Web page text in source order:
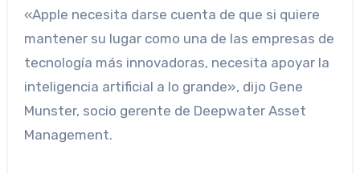
«Apple necesita darse cuenta de que si quiere
mantener su lugar como una de las empresas de
tecnología más innovadoras, necesita apoyar la
inteligencia artificial a lo grande», dijo Gene
Munster, socio gerente de Deepwater Asset
Management.